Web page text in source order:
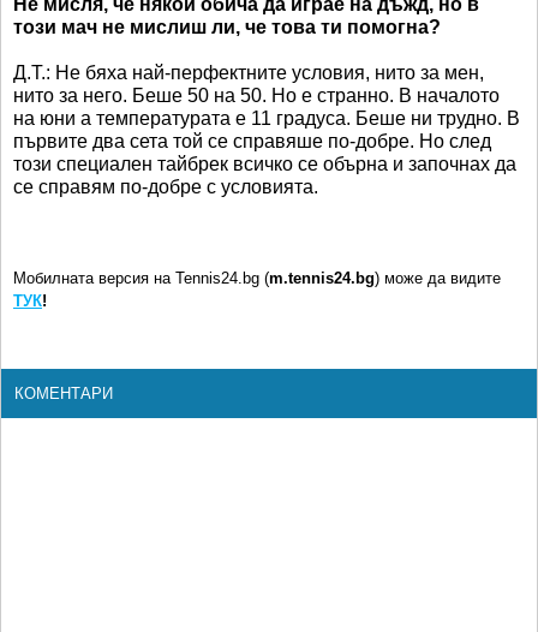
Не мисля, че някой обича да играе на дъжд, но в
този мач не мислиш ли, че това ти помогна?
Д.Т.: Не бяха най-перфектните условия, нито за мен,
нито за него. Беше 50 на 50. Но е странно. В началото
на юни а температурата е 11 градуса. Беше ни трудно. В
първите два сета той се справяше по-добре. Но след
този специален тайбрек всичко се обърна и започнах да
се справям по-добре с условията.
Мобилната версия на Tennis24.bg (m.tennis24.bg) може да видите
ТУК!
КОМЕНТАРИ